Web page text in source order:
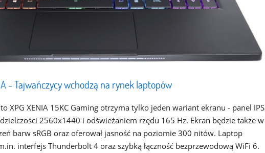
- Tajwańczycy wchodzą na rynek laptopów
XPG XENIA 15KC Gaming otrzyma tylko jeden wariant ekranu - panel IPS
2560x1440 i odświeżaniem rzędu 165 Hz. Ekran będzie także w
barw sRGB oraz oferował jasność na poziomie 300 nitów. Laptop
interfejs Thunderbolt 4 oraz szybką łączność bezprzewodową WiFi 6.